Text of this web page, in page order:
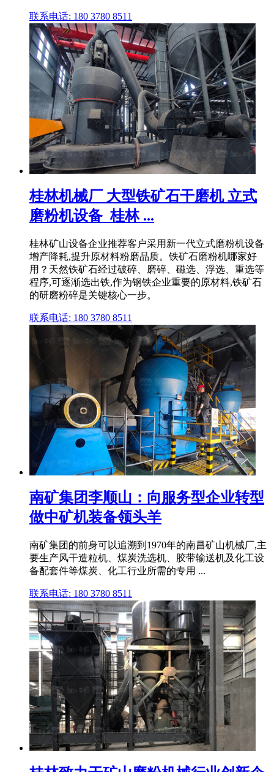
联系电话: 180 3780 8511
桂林机械厂 大型铁矿石干磨机 立式
磨粉机设备_桂林 ...
桂林矿山设备企业推荐客户采用新一代立式磨粉机设备
增产降耗,提升原材料粉磨品质。铁矿石磨粉机哪家好
用？天然铁矿石经过破碎、磨碎、磁选、浮选、重选等
程序,可逐渐选出铁,作为钢铁企业重要的原材料,铁矿石
的研磨粉碎是关键核心一步。
联系电话: 180 3780 8511
南矿集团李顺山：向服务型企业转型
做中矿机装备领头羊
南矿集团的前身可以追溯到1970年的南昌矿山机械厂,主
要生产风干造粒机、煤炭洗选机、胶带输送机及化工设
备配套件等煤炭、化工行业所需的专用 ...
联系电话: 180 3780 8511